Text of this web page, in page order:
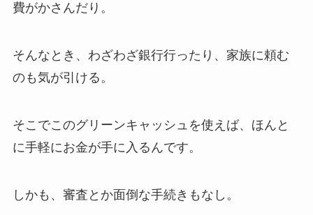
費がかさんだり。
そんなとき、わざわざ銀行行ったり、家族に頼む
のも気が引ける。
そこでこのグリーンキャッシュを使えば、ほんと
に手軽にお金が手に入るんです。
しかも、審査とか面倒な手続きもなし。